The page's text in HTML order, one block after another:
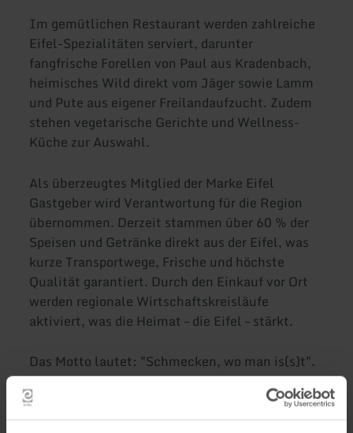
Im gemütlichen Restaurant werden zahlreiche
Eifel-Spezialitäten serviert, darunter
fangfrische Forellen von Paul aus Kradenbach,
heimisches Wild direkt vom Jäger sowie Lamm
und Pute aus eigener Freilandaufzucht. Zudem
stehen vegetarische Gerichte und Wellness-
Küche zur Auswahl.
Als überzeugtes Mitglied der Marke Eifel
Gastgeber wird Verantwortung für die Region
übernommen. Derzeit stammen über 60 % der
Speisen und Getränke direkt aus der Eifel, was
kurze Transportwege, Frische und höchste
Qualität garantiert. Durch den Einkauf vor Ort
werden regionale Wirtschaftskreisläufe
aktiviert, was die Heimat – die Eifel – stärkt.
Das Motto lautet: "Schmecken, wo man is(s)t".
Gäste können sich an jahreszeitlich
wechselnden, regionaltypischen Produkten